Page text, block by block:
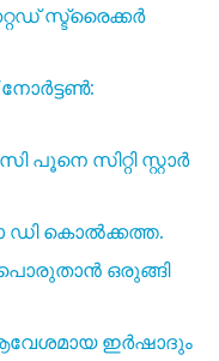
സ്ട്രൈക്കർ
സിറ്റി സ്റ്റാർ
ഡി കൊൽക്കത്ത.
ഒരുങ്ങി
ഇർഷാദും